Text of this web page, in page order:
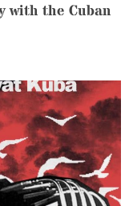
with the Cuban